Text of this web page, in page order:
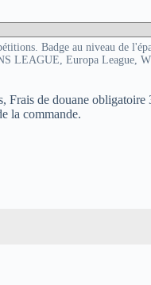
Badge au niveau de
LEAGUE, Europa League,
Frais de douane
la commande.